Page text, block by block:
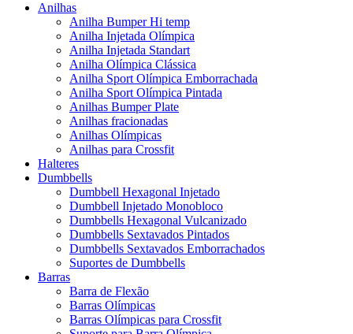
Anilhas
Anilha Bumper Hi temp
Anilha Injetada Olímpica
Anilha Injetada Standart
Anilha Olímpica Clássica
Anilha Sport Olímpica Emborrachada
Anilha Sport Olímpica Pintada
Anilhas Bumper Plate
Anilhas fracionadas
Anilhas Olímpicas
Anilhas para Crossfit
Halteres
Dumbbells
Dumbbell Hexagonal Injetado
Dumbbell Injetado Monobloco
Dumbbells Hexagonal Vulcanizado
Dumbbells Sextavados Pintados
Dumbbells Sextavados Emborrachados
Suportes de Dumbbells
Barras
Barra de Flexão
Barras Olímpicas
Barras Olímpicas para Crossfit